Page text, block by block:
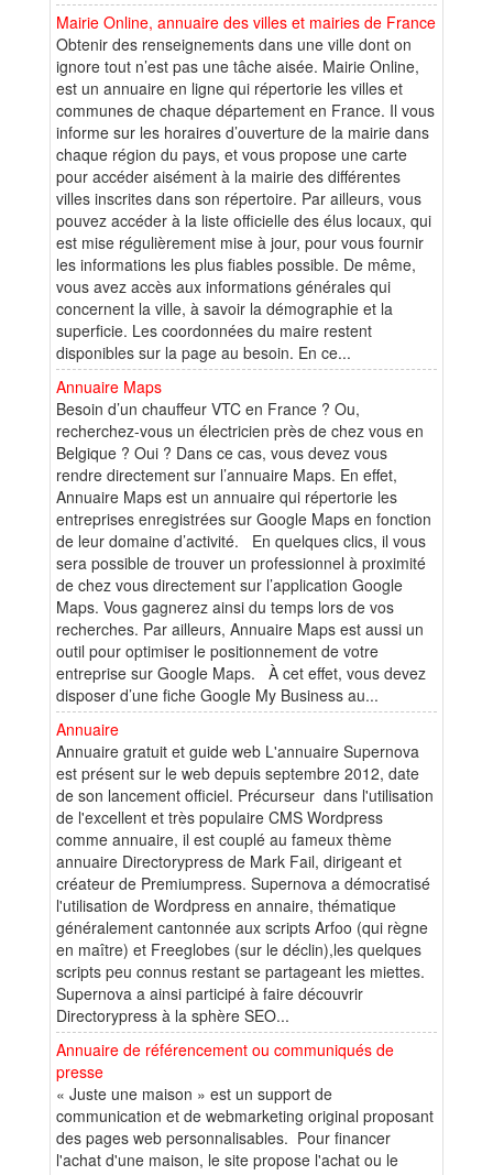
Mairie Online, annuaire des villes et mairies de France
Obtenir des renseignements dans une ville dont on
ignore tout n’est pas une tâche aisée. Mairie Online,
est un annuaire en ligne qui répertorie les villes et
communes de chaque département en France. Il vous
informe sur les horaires d’ouverture de la mairie dans
chaque région du pays, et vous propose une carte
pour accéder aisément à la mairie des différentes
villes inscrites dans son répertoire. Par ailleurs, vous
pouvez accéder à la liste officielle des élus locaux, qui
est mise régulièrement mise à jour, pour vous fournir
les informations les plus fiables possible. De même,
vous avez accès aux informations générales qui
concernent la ville, à savoir la démographie et la
superficie. Les coordonnées du maire restent
disponibles sur la page au besoin. En ce...
Annuaire Maps
Besoin d’un chauffeur VTC en France ? Ou,
recherchez-vous un électricien près de chez vous en
Belgique ? Oui ? Dans ce cas, vous devez vous
rendre directement sur l’annuaire Maps. En effet,
Annuaire Maps est un annuaire qui répertorie les
entreprises enregistrées sur Google Maps en fonction
de leur domaine d’activité. En quelques clics, il vous
sera possible de trouver un professionnel à proximité
de chez vous directement sur l’application Google
Maps. Vous gagnerez ainsi du temps lors de vos
recherches. Par ailleurs, Annuaire Maps est aussi un
outil pour optimiser le positionnement de votre
entreprise sur Google Maps. À cet effet, vous devez
disposer d’une fiche Google My Business au...
Annuaire
Annuaire gratuit et guide web L'annuaire Supernova
est présent sur le web depuis septembre 2012, date
de son lancement officiel. Précurseur dans l'utilisation
de l'excellent et très populaire CMS Wordpress
comme annuaire, il est couplé au fameux thème
annuaire Directorypress de Mark Fail, dirigeant et
créateur de Premiumpress. Supernova a démocratisé
l'utilisation de Wordpress en annaire, thématique
généralement cantonnée aux scripts Arfoo (qui règne
en maître) et Freeglobes (sur le déclin),les quelques
scripts peu connus restant se partageant les miettes.
Supernova a ainsi participé à faire découvrir
Directorypress à la sphère SEO...
Annuaire de référencement ou communiqués de
presse
« Juste une maison » est un support de
communication et de webmarketing original proposant
des pages web personnalisables. Pour financer
l'achat d'une maison, le site propose l'achat ou le